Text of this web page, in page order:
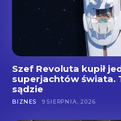
Szef Revoluta kupił
superjachtów świata.
sądzie
BIZNES 9 SIERPNIA, 2026